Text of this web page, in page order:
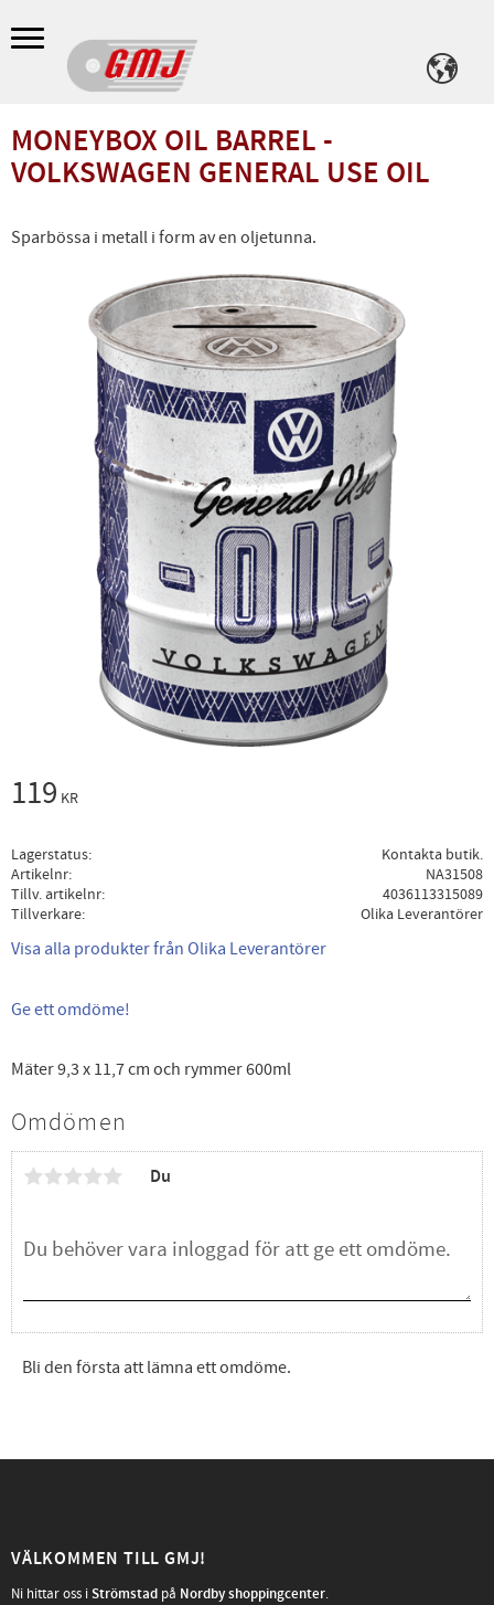
Meny
MONEYBOX OIL BARREL -
VOLKSWAGEN GENERAL USE OIL
Sparbössa i metall i form av en oljetunna.
119 KR
Lagerstatus
Kontakta butik.
Artikelnr
NA31508
Tillv. artikelnr
4036113315089
Tillverkare
Olika Leverantörer
Visa alla produkter från Olika Leverantörer
Ge ett omdöme!
Mäter 9,3 x 11,7 cm och rymmer 600ml
Omdömen
Du
Bli den första att lämna ett omdöme.
VÄLKOMMEN TILL GMJ!
Ni hittar oss iStrömstad på Nordby shoppingcenter.